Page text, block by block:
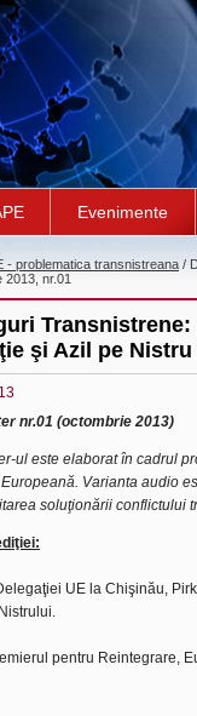
Evenimente
- problematica transnistreana /
2013, nr.01
şi Azil pe
nr.01 (octombrie 2013)
ul este elaborat în cadrul
Varianta audio
soluţionării conflictului
UE la Chişinău,
pentru Reintegrare,